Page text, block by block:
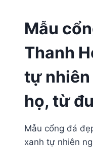
Mẫu
Thanh
tự nhiên
họ, từ
Mẫu cổng đá
xanh tự nhiên